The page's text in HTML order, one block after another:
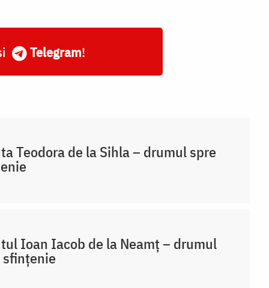
Telegram!
Teodora de la Sihla – drumul spre
Ioan Iacob de la Neamț – drumul
sfințenie